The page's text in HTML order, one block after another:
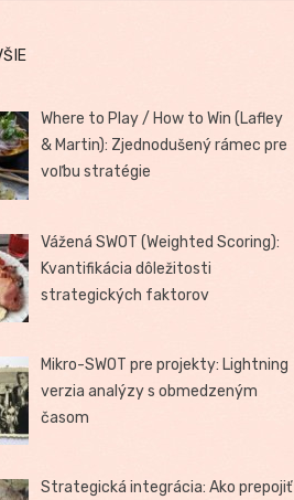
Where to Play / How to Win (Lafley
& Martin): Zjednodušený rámec pre
voľbu stratégie
Vážená SWOT (Weighted Scoring):
Kvantifikácia dôležitosti
strategických faktorov
Mikro-SWOT pre projekty: Lightning
verzia analýzy s obmedzeným
časom
Strategická integrácia: Ako prepojiť